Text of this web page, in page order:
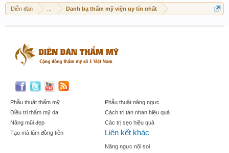
Diễn đàn Danh bạ thẩm mỹ viện uy tín nhất
Phẫu thuật thẩm mỹ
Điều trị thẩm mỹ da
Nâng mũi đẹp
Tạo mà lúm đồng tiền
Phẫu thuật nâng ngực
Cách trị tàn nhan hiệu quả
Các trị sẹo hiệu quả
Liên kết khác
Nâng ngực nội soi